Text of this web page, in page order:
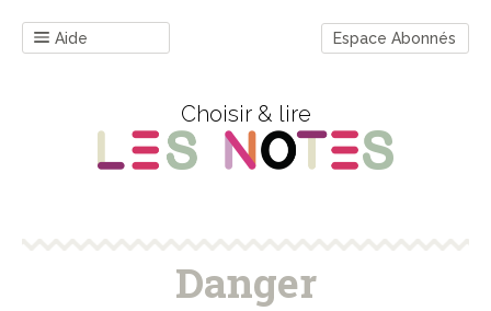
Aide Espace Abonnés
Choisir & lire
Danger